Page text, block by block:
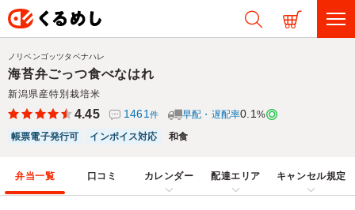
海苔弁ごっつ食べなはれ
新潟県産特別栽培米
ノリベンゴッツタベナハレ
4.45 1461 件 早配・遅配率0.1 %
帳票電子発行可
インボイス対応 和食
弁当一覧 口コミ カレンダー 配達エリア キャンセル規定